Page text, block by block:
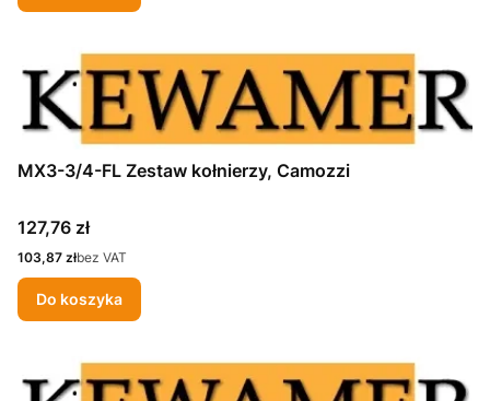
MX3-3/4-FL Zestaw kołnierzy, Camozzi
Cena
127,76 zł
Cena
103,87 złbez VAT
Do koszyka